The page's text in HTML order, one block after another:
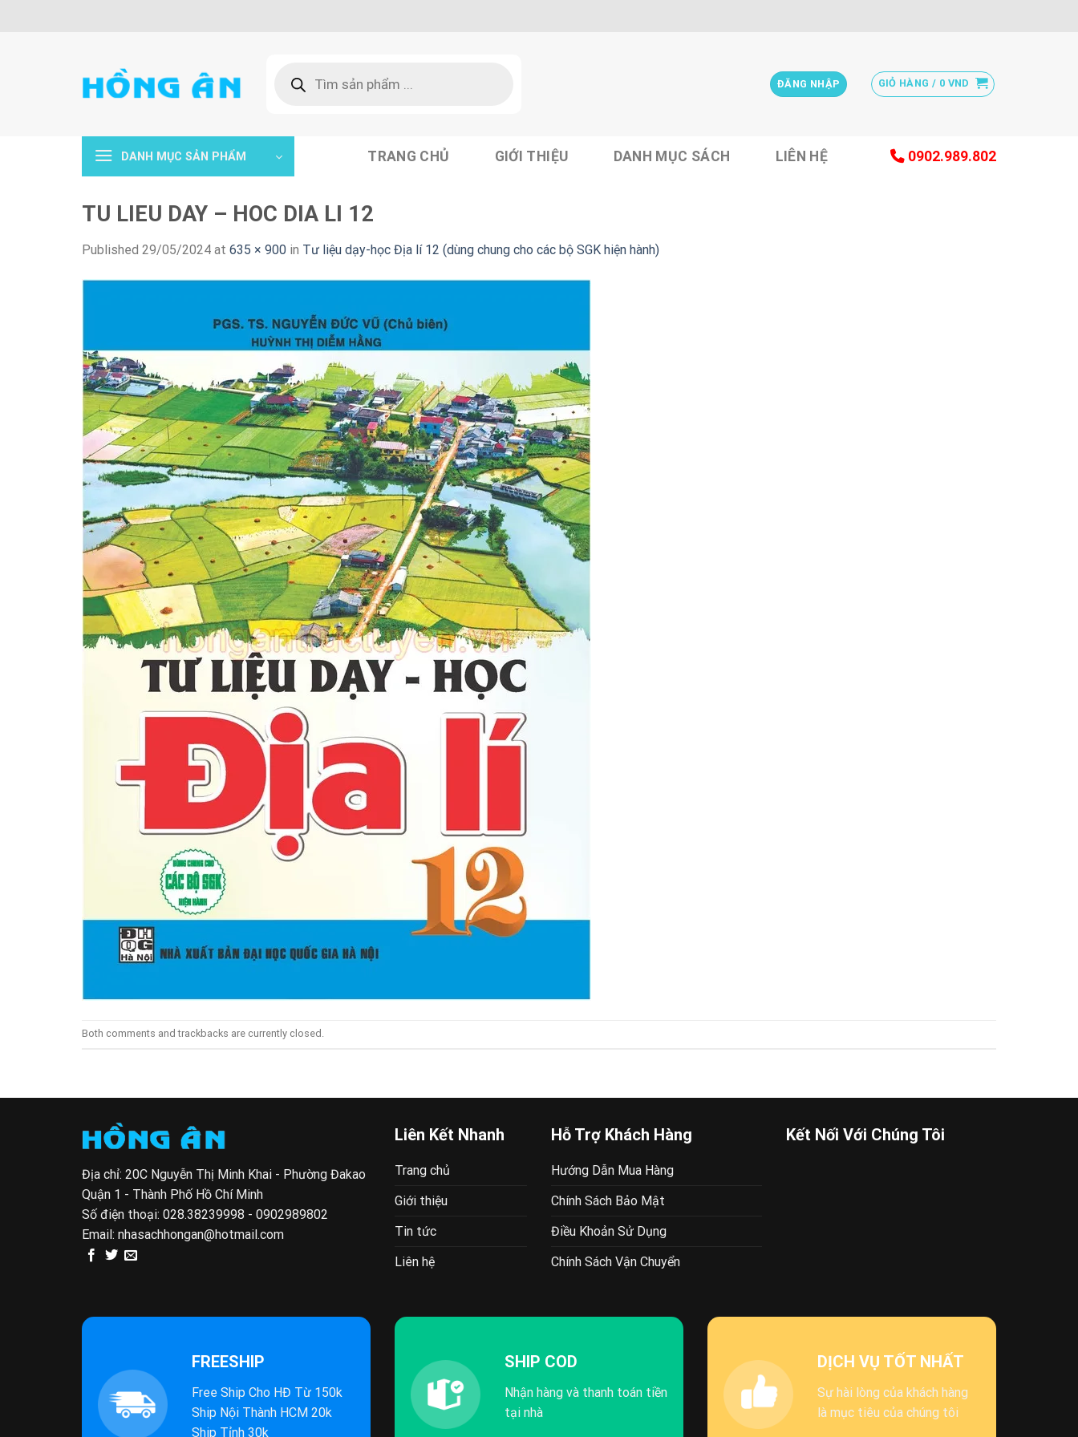
kiếm
ĐĂNG NHẬP GIỎ HÀNG / 0 VND
DANH MỤC SẢN PHẨM TRANG CHỦ GIỚI THIỆU DANH MỤC SÁCH LIÊN HỆ 0902.989.802
TU LIEU DAY – HOC DIA LI 12
Published 29/05/2024 at 635 × 900 in Tư liệu dạy-học Địa lí 12 (dùng chung cho các bộ SGK hiện hành)
Both comments and trackbacks are currently closed.
Địa chỉ: 20C Nguyễn Thị Minh Khai - Phường Đakao
Quận 1 - Thành Phố Hồ Chí Minh
Số điện thoại: 028.38239998 - 0902989802
Email: nhasachhongan@hotmail.com
Liên Kết Nhanh
Trang chủ
Giới thiệu
Tin tức
Liên hệ
Hỗ Trợ Khách Hàng
Hướng Dẫn Mua Hàng
Chính Sách Bảo Mật
Điều Khoản Sử Dụng
Chính Sách Vận Chuyển
Kết Nối Với Chúng Tôi
FREESHIP
Free Ship Cho HĐ Từ 150k
Ship Nội Thành HCM 20k
Ship Tỉnh 30k
SHIP COD
Nhận hàng và thanh toán tiền
tại nhà
DỊCH VỤ TỐT NHẤT
Sự hài lòng của khách hàng
là mục tiêu của chúng tôi